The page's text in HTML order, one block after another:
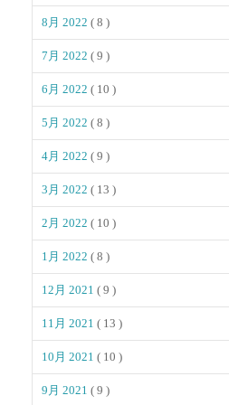
8月 2022 ( 8 )
7月 2022 ( 9 )
6月 2022 ( 10 )
5月 2022 ( 8 )
4月 2022 ( 9 )
3月 2022 ( 13 )
2月 2022 ( 10 )
1月 2022 ( 8 )
12月 2021 ( 9 )
11月 2021 ( 13 )
10月 2021 ( 10 )
9月 2021 ( 9 )